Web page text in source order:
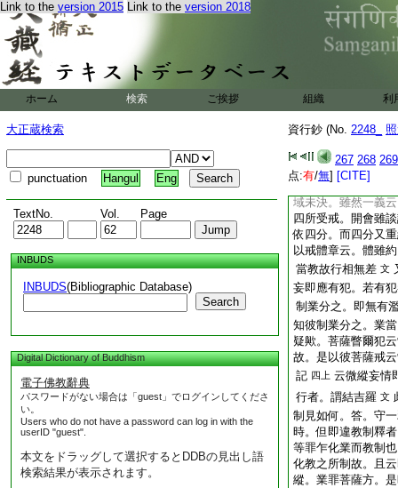
Link to the version 2015 Link to the version 2018
ホーム 検索 ご挨拶 組織 利
大正蔵検索
punctuation Hangul Eng
TextNo. Vol. Page
INBUDS
INBUDS(Bibliographic Database)
Search
Digital Dictionary of Buddhism
電子佛教辭典
パスワードがない場合は「guest」でログインしてくださ
い。
Users who do not have a password can log in with the
userID "guest".
本文をドラッグして選択するとDDBの見出し語
検索結果が表示されます。
資行鈔 (No. 2248_
267 268 269
点:有/無] [CITE]
律即不談常住佛性
哉。答云。欲見佛
淨戒。五篇淨戒直
即全即小律顯佛性
意無過也。此又委
記。隨行即同三聚
聚並修。故雖云三
記。微縱妄心。即
制二教之中何哉。
域未決。雖然一義
四所受戒。開會雖
依四分。而四分又
以戒體章云。體雖
當教故行相無差 文
妄即應有犯。若有
制業分之。即無有
知彼制業分之。業
疑歟。菩薩瞥爾犯
故。是以彼菩薩戒
記 四上 云微縱妄情
行者。謂結吉羅 文
制見如何。答。守
時。但即違教制釋
等罪乍化業而教制
化教之所制故。且
縱。業罪菩薩方。